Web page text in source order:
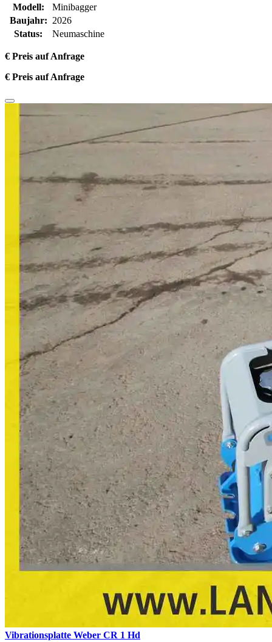
Modell:
Minibagger
Baujahr: 2026
Status:
Neumaschine
€ Preis auf Anfrage
€ Preis auf Anfrage
Vibrationsplatte Weber CR 1 Hd